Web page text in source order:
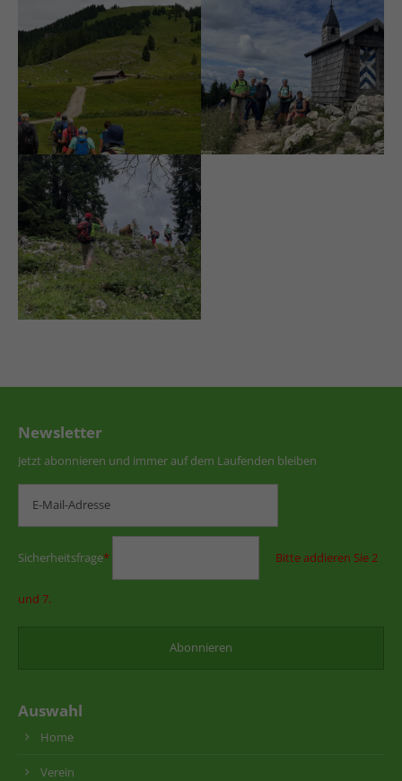
Newsletter
Jetzt abonnieren und immer auf dem Laufenden bleiben
Sicherheitsfrage* Bitte addieren Sie 2
und 7.
Auswahl
Home
Verein